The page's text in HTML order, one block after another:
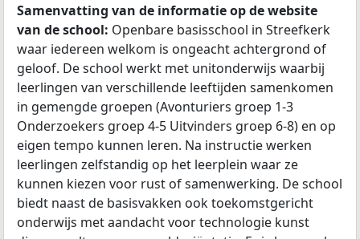
Samenvatting van de informatie op de website
van de school: Openbare basisschool in Streefkerk
waar iedereen welkom is ongeacht achtergrond of
geloof. De school werkt met unitonderwijs waarbij
leerlingen van verschillende leeftijden samenkomen
in gemengde groepen (Avonturiers groep 1-3
Onderzoekers groep 4-5 Uitvinders groep 6-8) en op
eigen tempo kunnen leren. Na instructie werken
leerlingen zelfstandig op het leerplein waar ze
kunnen kiezen voor rust of samenwerking. De school
biedt naast de basisvakken ook toekomstgericht
onderwijs met aandacht voor technologie kunst